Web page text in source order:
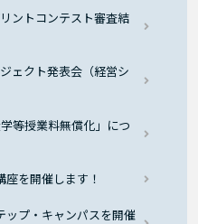
ントコンテスト審査結
ェクト発表会（経営シ
等授業料無償化」につ
座を開催します！
ップ・キャンパスを開催